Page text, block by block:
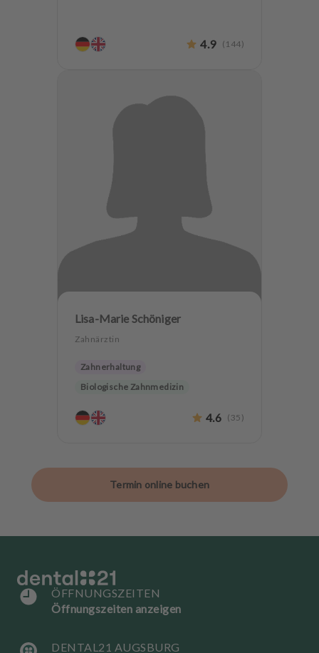
4.9 ( 144)
Lisa-Marie Schöniger
Zahnärztin
Zahnerhaltung
Biologische Zahnmedizin
4.6 ( 35 )
Termin online buchen
ÖFFNUNGSZEITEN
Öffnungszeiten anzeigen
DENTAL21 AUGSBURG